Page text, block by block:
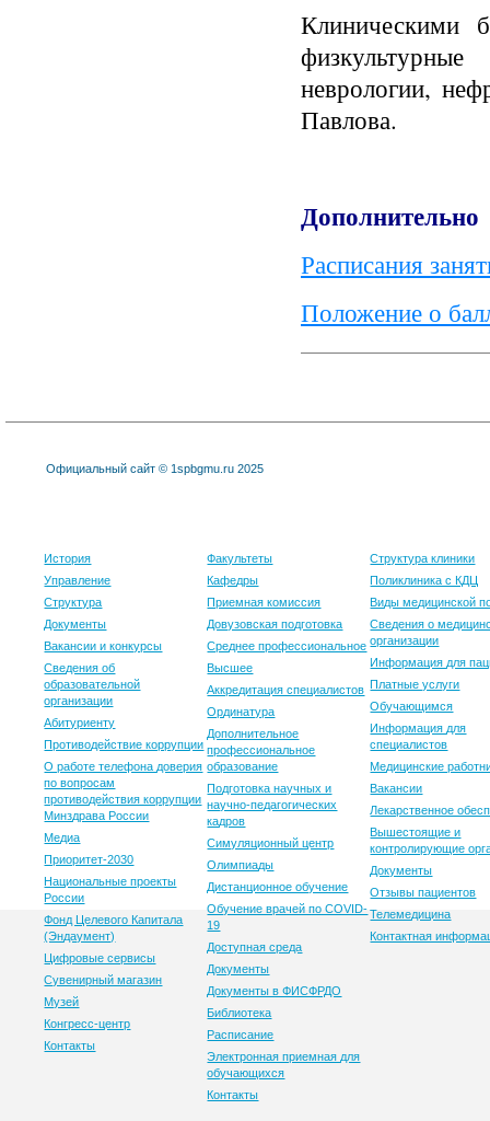
Клиническими
неврологии,
Павлова.
Дополнительно
Расписания
Положение о
Официальный сайт © 1spbgmu.ru 2025
История
Управление
Структура
Документы
Вакансии и конкурсы
Сведения об
образовательной
организации
Абитуриенту
Противодействие коррупции
О работе телефона доверия
по вопросам
противодействия коррупции
Минздрава России
Медиа
Приоритет-2030
Национальные проекты
России
Фонд Целевого Капитала
(Эндаумент)
Цифровые сервисы
Сувенирный магазин
Музей
Конгресс-центр
Контакты
Факультеты
Кафедры
Приемная комиссия
Довузовская подготовка
Среднее профессиональное
Высшее
Аккредитация специалистов
Ординатура
Дополнительное
профессиональное
образование
Подготовка научных и
научно-педагогических
кадров
Симуляционный центр
Олимпиады
Дистанционное обучение
Обучение врачей по COVID-
19
Доступная среда
Документы
Документы в ФИСФРДО
Библиотека
Расписание
Электронная приемная для
обучающихся
Контакты
Структура клиники
Поликлиника с КДЦ
Виды медицинской
Сведения о
организации
Информация для
Платные услуги
Обучающимся
Информация для
специалистов
Медицинские
Вакансии
Лекарственное
Вышестоящие и
контролирующие
Документы
Отзывы пациентов
Телемедицина
Контактная